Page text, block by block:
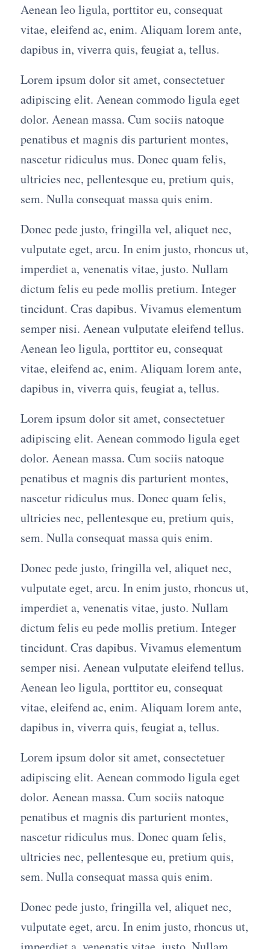
Aenean leo ligula, porttitor eu, consequat
vitae, eleifend ac, enim. Aliquam lorem ante,
dapibus in, viverra quis, feugiat a, tellus.
Lorem ipsum dolor sit amet, consectetuer
adipiscing elit. Aenean commodo ligula eget
dolor. Aenean massa. Cum sociis natoque
penatibus et magnis dis parturient montes,
nascetur ridiculus mus. Donec quam felis,
ultricies nec, pellentesque eu, pretium quis,
sem. Nulla consequat massa quis enim.
Donec pede justo, fringilla vel, aliquet nec,
vulputate eget, arcu. In enim justo, rhoncus ut,
imperdiet a, venenatis vitae, justo. Nullam
dictum felis eu pede mollis pretium. Integer
tincidunt. Cras dapibus. Vivamus elementum
semper nisi. Aenean vulputate eleifend tellus.
Aenean leo ligula, porttitor eu, consequat
vitae, eleifend ac, enim. Aliquam lorem ante,
dapibus in, viverra quis, feugiat a, tellus.
Lorem ipsum dolor sit amet, consectetuer
adipiscing elit. Aenean commodo ligula eget
dolor. Aenean massa. Cum sociis natoque
penatibus et magnis dis parturient montes,
nascetur ridiculus mus. Donec quam felis,
ultricies nec, pellentesque eu, pretium quis,
sem. Nulla consequat massa quis enim.
Donec pede justo, fringilla vel, aliquet nec,
vulputate eget, arcu. In enim justo, rhoncus ut,
imperdiet a, venenatis vitae, justo. Nullam
dictum felis eu pede mollis pretium. Integer
tincidunt. Cras dapibus. Vivamus elementum
semper nisi. Aenean vulputate eleifend tellus.
Aenean leo ligula, porttitor eu, consequat
vitae, eleifend ac, enim. Aliquam lorem ante,
dapibus in, viverra quis, feugiat a, tellus.
Lorem ipsum dolor sit amet, consectetuer
adipiscing elit. Aenean commodo ligula eget
dolor. Aenean massa. Cum sociis natoque
penatibus et magnis dis parturient montes,
nascetur ridiculus mus. Donec quam felis,
ultricies nec, pellentesque eu, pretium quis,
sem. Nulla consequat massa quis enim.
Donec pede justo, fringilla vel, aliquet nec,
vulputate eget, arcu. In enim justo, rhoncus ut,